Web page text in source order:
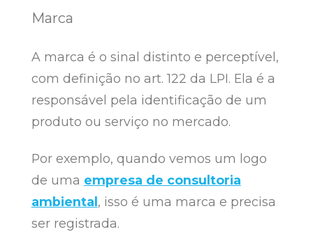
Marca
A marca é o sinal distinto e perceptível,
com definição no art. 122 da LPI. Ela é a
responsável pela identificação de um
produto ou serviço no mercado.
Por exemplo, quando vemos um logo
de uma empresa de consultoria
ambiental , isso é uma marca e precisa
ser registrada.